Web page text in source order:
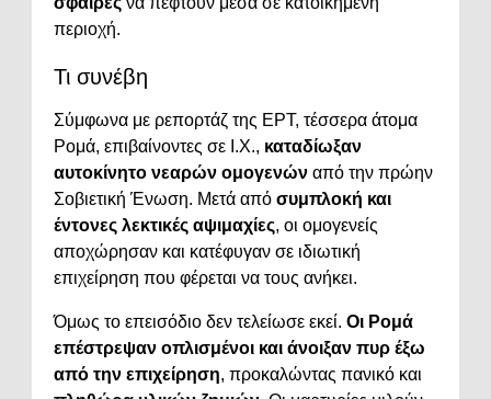
περιοχή.
Τι συνέβη
Σύμφωνα με ρεπορτάζ της ΕΡΤ, τέσσερα άτομα
Ρομά, επιβαίνοντες σε Ι.Χ., καταδίωξαν
αυτοκίνητο νεαρών ομογενών από την πρώην
Σοβιετική Ένωση. Μετά από συμπλοκή και
έντονες λεκτικές αψιμαχίες, οι ομογενείς
αποχώρησαν και κατέφυγαν σε ιδιωτική
επιχείρηση που φέρεται να τους ανήκει.
Όμως το επεισόδιο δεν τελείωσε εκεί. Οι Ρομά
επέστρεψαν οπλισμένοι και άνοιξαν πυρ έξω
από την επιχείρηση, προκαλώντας πανικό και